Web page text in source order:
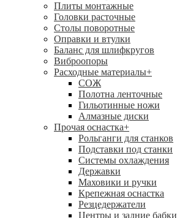
Плиты монтажные
Головки расточные
Столы поворотные
Оправки и втулки
Баланс для шлифкругов
Виброопоры
Расходные материалы+
СОЖ
Полотна ленточные
Гильотинные ножи
Алмазные диски
Прочая оснастка+
Рольганги для станков
Подставки под станки
Системы охлаждения
Державки
Маховики и ручки
Крепежная оснастка
Резцедержатели
Центры и задние бабки